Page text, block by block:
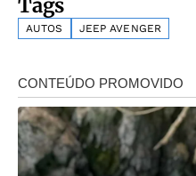
Tags
AUTOS JEEP AVENGER